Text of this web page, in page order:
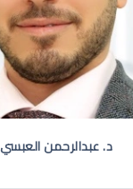
د. عبدالرحمن العبسي